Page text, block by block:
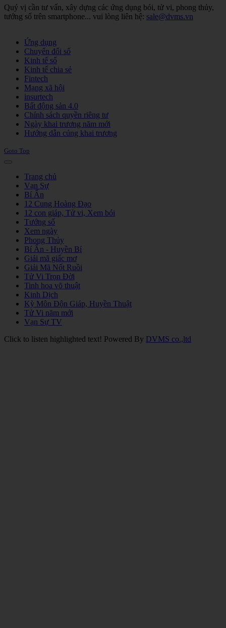
Quý vị cần tư vấn, xây dựng các ứng dụng bói, tử vi, phong thủy,
tướng số trên smartphone... vui lòng liên hệ: sale@dvms.vn
Ứng dụng
Chuyển đổi số
Kinh tế số
Kinh tế chia sẻ
Fintech
Mạng xã hội
insurtech
Bất động sản 4.0
Chính sách quyền riêng tư
Ngày khai trương năm mới
Hướng dẫn cúng khai trương
Goto Top
Trang chủ
Vạn Sự
Bí Ẩn
12 Cung Hoàng Đạo
12 con giáp, Tử vi, Xem bói
Tướng số
Xem ngày
Phong Thủy
Bí Ẩn - Huyền Bí
Giải mã giấc mơ
Giải Mã Nốt Ruồi
Tử Vi Trọn Đời
Tinh hoa võ thuật
Kinh Dịch
Kỳ Môn Độn Giáp, Huyền Thuật
Tử Vi năm mới
Vạn Sự TV
Click to listen highlighted text! Powered By DVMS co.,ltd